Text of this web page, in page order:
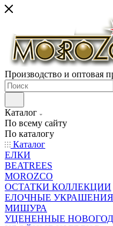
Производство и оптовая
Каталог
По всему сайту
По каталогу
Каталог
ЕЛКИ
BEATREES
MOROZCO
ОСТАТКИ КОЛЛЕКЦИИ
ЕЛОЧНЫЕ
МИШУРА
УЦЕНЕННЫЕ